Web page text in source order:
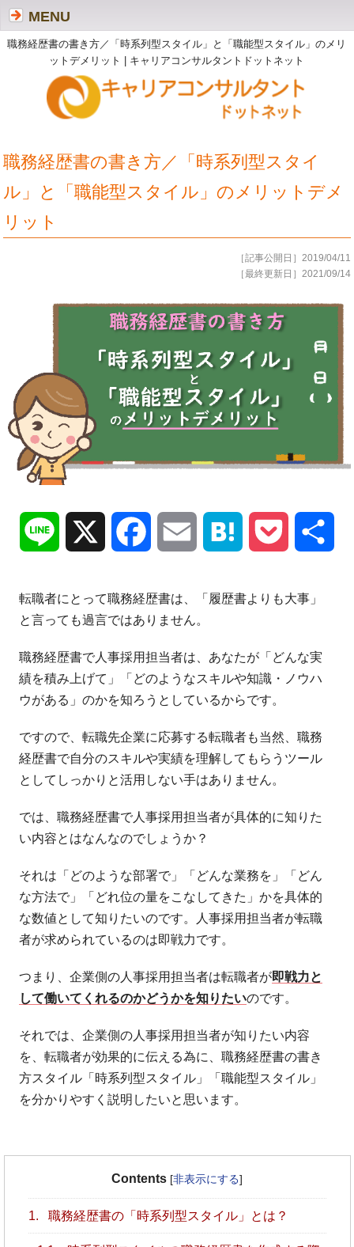
職務経歴書の書き方／「時系列型スタイル」と「職能型スタイル」のメリ
ットデメリット | キャリアコンサルタントドットネット
MENU
職務経歴書の書き方／「時系列型スタイ
ル」と「職能型スタイル」のメリットデメ
リット
［記事公開日］2019/04/11
［最終更新日］2021/09/14
Line Facebook Email Hatena Pocket
転職者にとって職務経歴書は、「履歴書よりも大事」
と言っても過言ではありません。
職務経歴書で人事採用担当者は、あなたが「どんな実
績を積み上げて」「どのようなスキルや知識・ノウハ
ウがある」のかを知ろうとしているからです。
ですので、転職先企業に応募する転職者も当然、職務
経歴書で自分のスキルや実績を理解してもらうツール
としてしっかりと活用しない手はありません。
では、職務経歴書で人事採用担当者が具体的に知りた
い内容とはなんなのでしょうか？
それは「どのような部署で」「どんな業務を」「どん
な方法で」「どれ位の量をこなしてきた」かを具体的
な数値として知りたいのです。人事採用担当者が転職
者が求められているのは即戦力です。
つまり、企業側の人事採用担当者は転職者が即戦力と
して働いてくれるのかどうかを知りたいのです。
それでは、企業側の人事採用担当者が知りたい内容
を、転職者が効果的に伝える為に、職務経歴書の書き
方スタイル「時系列型スタイル」「職能型スタイル」
を分かりやすく説明したいと思います。
Contents [非表示にする]
1. 職務経歴書の「時系列型スタイル」とは？